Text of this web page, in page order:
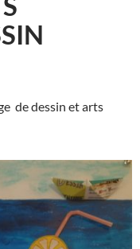
de dessin et arts